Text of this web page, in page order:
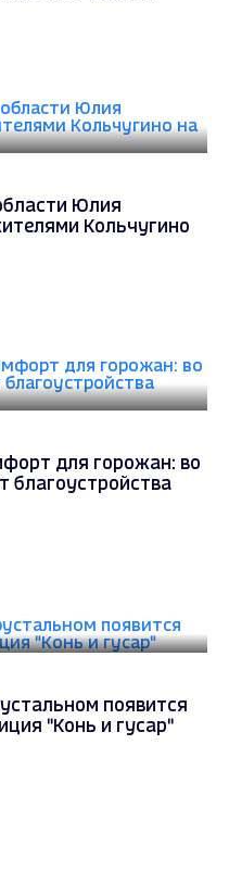
Юлия
Кольчугино
для горожан: во
благоустройства
появится
"Конь и гусар"